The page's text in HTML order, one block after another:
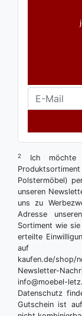
2
Ich möchte
Polstermöbel)
unseren
uns zu
Adresse
Sortiment wie
erteilte
auf
kaufen.de/
Newsletter-
info@moebel-
Datenschutz
Gutschein ist